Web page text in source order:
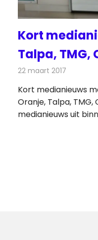
Kort
Talpa, TMG,
22 maart 2017
Kort medianieuws
Oranje, Talpa,
medianieuws uit